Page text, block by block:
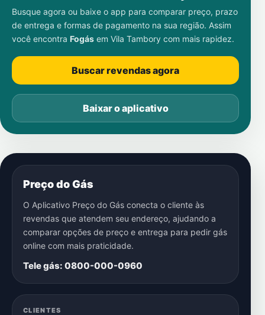
Busque agora ou baixe o app para comparar preço, prazo
de entrega e formas de pagamento na sua região. Assim
você encontra Fogás em Vila Tambory com mais rapidez.
Buscar revendas agora
Baixar o aplicativo
Preço do Gás
O Aplicativo Preço do Gás conecta o cliente às
revendas que atendem seu endereço, ajudando a
comparar opções de preço e entrega para pedir gás
online com mais praticidade.
Tele gás: 0800-000-0960
CLIENTES